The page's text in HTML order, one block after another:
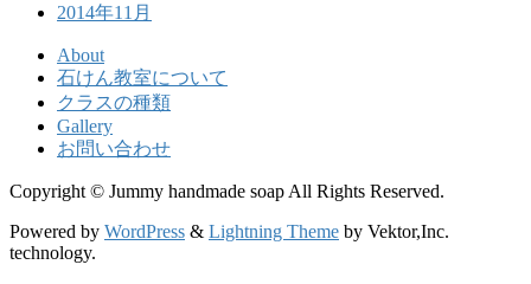
2014年11月
About
石けん教室について
クラスの種類
Gallery
お問い合わせ
Copyright © Jummy handmade soap All Rights Reserved.
Powered by WordPress & Lightning Theme by Vektor,Inc.
technology.